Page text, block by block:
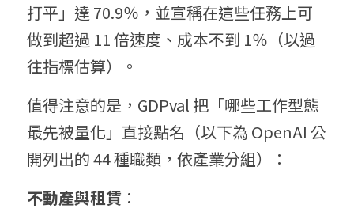
打平」達 70.9％，並宣稱在這些任務上可
做到超過 11 倍速度、成本不到 1％（以過
往指標估算）。
值得注意的是，GDPval 把「哪些工作型態
最先被量化」直接點名（以下為 OpenAI 公
開列出的 44 種職類，依產業分組）：
不動產與租賃 ：